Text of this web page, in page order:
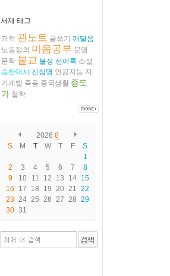
서재 태그
과학 관노트 글쓰기 깨달음
노동쟁의 마음공부 문명
문학 불교 불성 선어록 소설
승찬대사 신심명 인공지능 자
기계발 죽음 중국생활 증도
가 철학
2026 8
S
M T W T F
S
1
2
3 4 5 6 7
8
9
10 11 12 13 14 15
16
17 18 19 20 21 22
23 24 25 26 27 28 29
30 31